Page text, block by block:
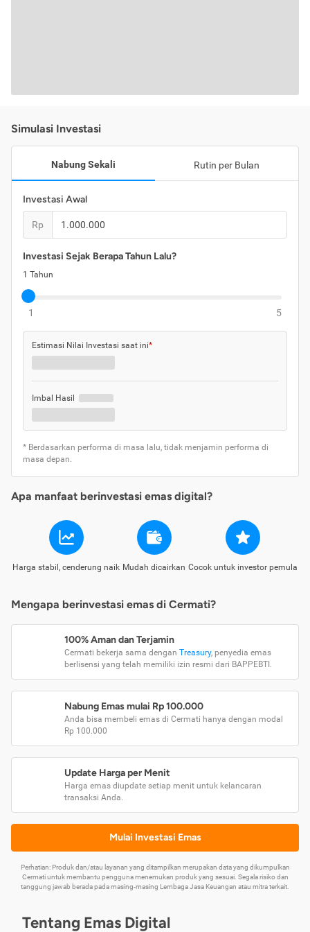
Simulasi Investasi
Nabung Sekali Rutin per Bulan
Investasi Awal
Rp
Investasi Sejak Berapa Tahun Lalu?
1 Tahun
1 5
Estimasi Nilai Investasi saat ini*
Imbal Hasil
* Berdasarkan performa di masa lalu, tidak menjamin performa di
masa depan.
Apa manfaat berinvestasi emas digital?
Harga stabil, cenderung naik Mudah dicairkan Cocok untuk investor pemula
Mengapa berinvestasi emas di Cermati?
100% Aman dan Terjamin
Cermati bekerja sama dengan Treasury, penyedia emas
berlisensi yang telah memiliki izin resmi dari BAPPEBTI.
Nabung Emas mulai Rp 100.000
Anda bisa membeli emas di Cermati hanya dengan modal
Rp 100.000
Update Harga per Menit
Harga emas diupdate setiap menit untuk kelancaran
transaksi Anda.
Mulai Investasi Emas
Perhatian: Produk dan/atau layanan yang ditampilkan merupakan data yang dikumpulkan
Cermati untuk membantu pengguna menemukan produk yang sesuai. Segala risiko dan
tanggung jawab berada pada masing-masing Lembaga Jasa Keuangan atau mitra terkait.
Tentang Emas Digital